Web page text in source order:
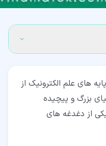
های علم الکترونیک از
بزرگ و پیچیده
از دغدغه های